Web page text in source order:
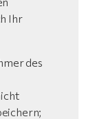
Ihr
des